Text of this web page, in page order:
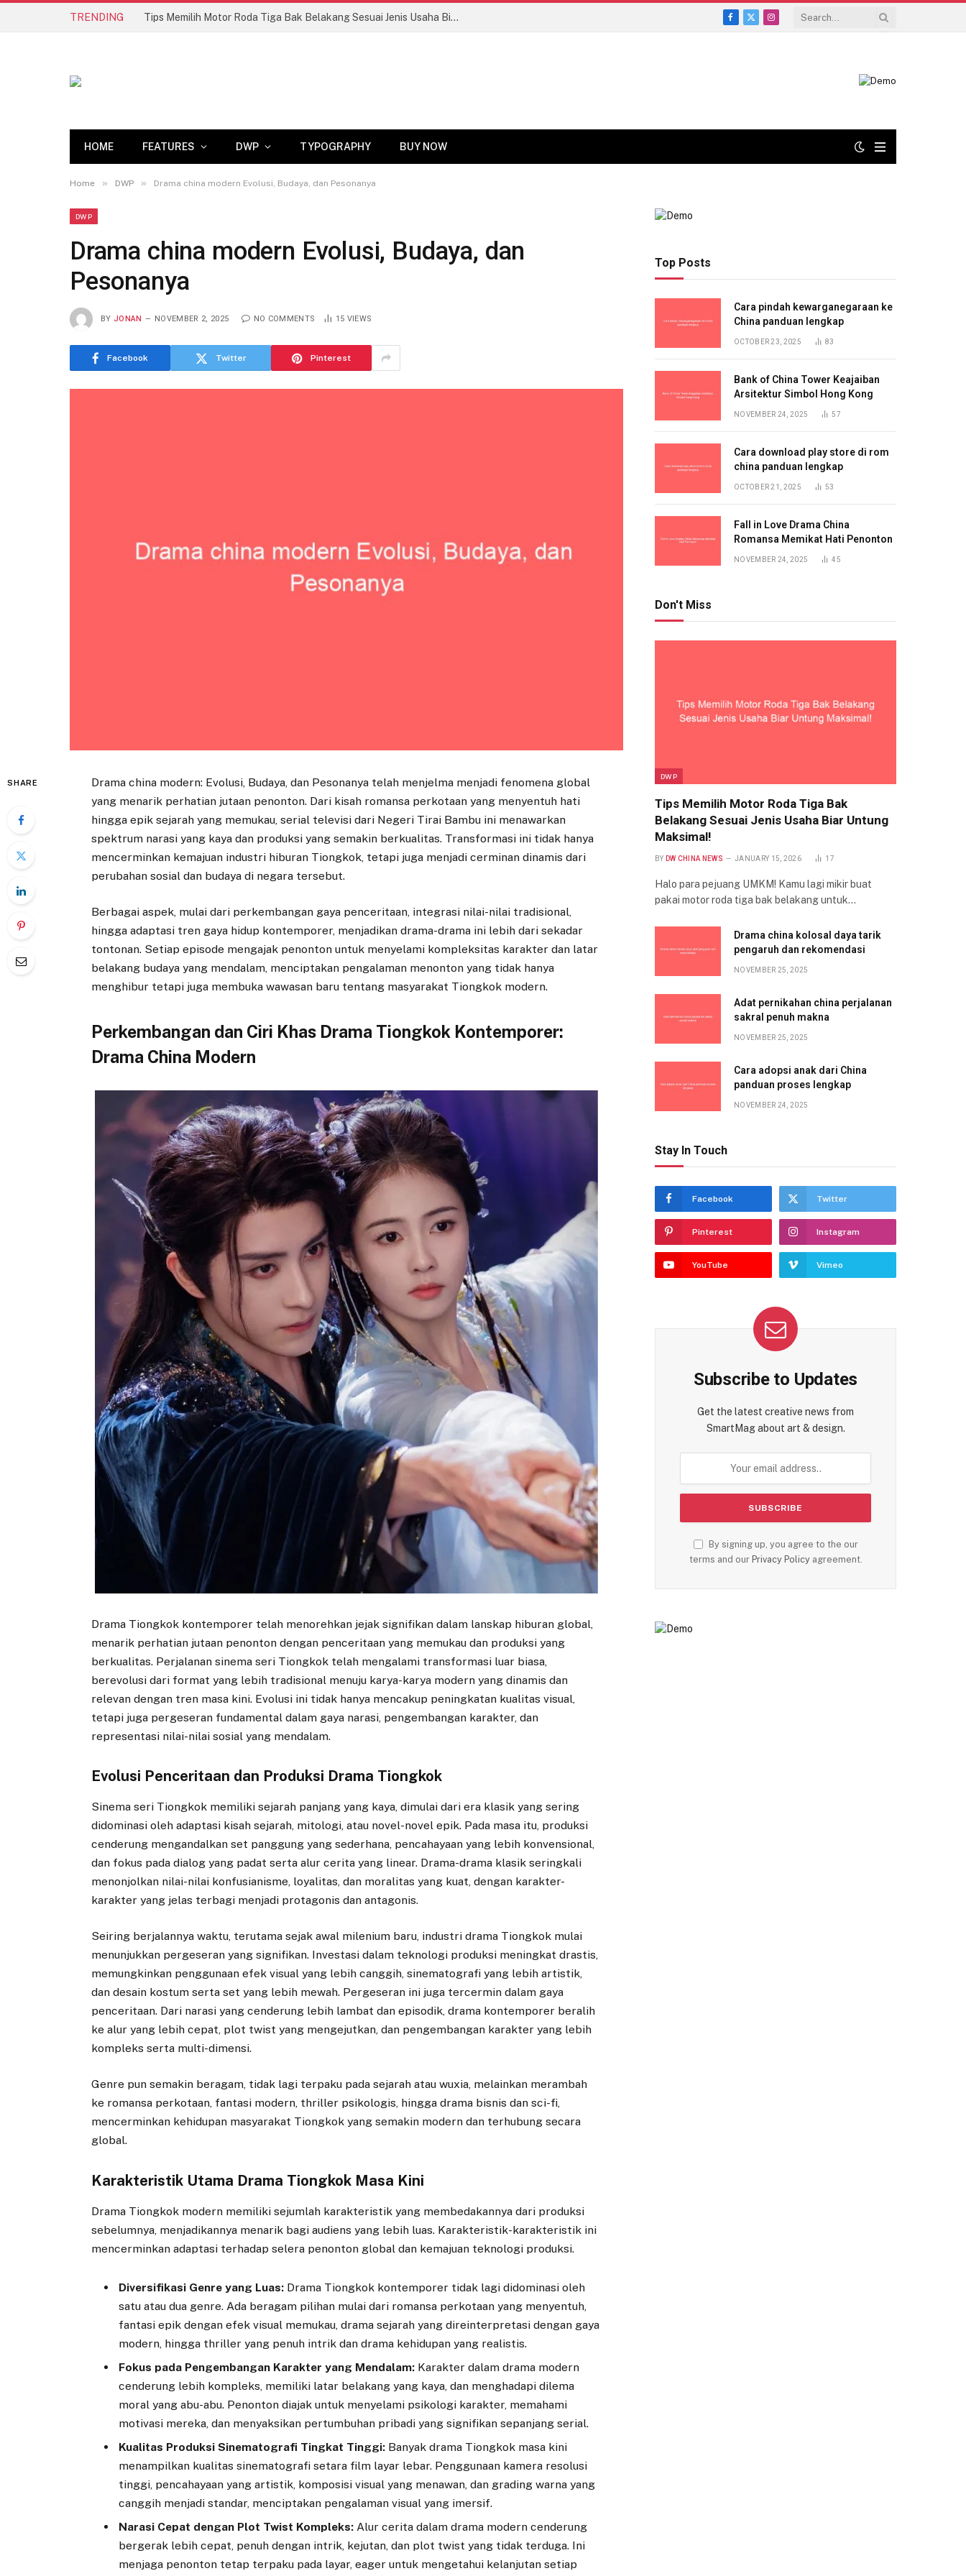
TRENDING Tips Memilih Motor Roda Tiga Bak Belakang Sesuai Jenis Usaha Biar Untung Maksimal!
Facebook
X
Instagram
HOME FEATURES DWP TYPOGRAPHY BUY NOW
Home » DWP » Drama china modern Evolusi, Budaya, dan Pesonanya
DWP
Drama china modern Evolusi, Budaya, dan
Pesonanya
BY JONAN NOVEMBER 2, 2025 NO COMMENTS 15 VIEWS
Facebook Twitter Pinterest
SHARE
Drama china modern: Evolusi, Budaya, dan Pesonanya telah menjelma menjadi fenomena global
yang menarik perhatian jutaan penonton. Dari kisah romansa perkotaan yang menyentuh hati
hingga epik sejarah yang memukau, serial televisi dari Negeri Tirai Bambu ini menawarkan
spektrum narasi yang kaya dan produksi yang semakin berkualitas. Transformasi ini tidak hanya
mencerminkan kemajuan industri hiburan Tiongkok, tetapi juga menjadi cerminan dinamis dari
perubahan sosial dan budaya di negara tersebut.
Berbagai aspek, mulai dari perkembangan gaya penceritaan, integrasi nilai-nilai tradisional,
hingga adaptasi tren gaya hidup kontemporer, menjadikan drama-drama ini lebih dari sekadar
tontonan. Setiap episode mengajak penonton untuk menyelami kompleksitas karakter dan latar
belakang budaya yang mendalam, menciptakan pengalaman menonton yang tidak hanya
menghibur tetapi juga membuka wawasan baru tentang masyarakat Tiongkok modern.
Perkembangan dan Ciri Khas Drama Tiongkok Kontemporer:
Drama China Modern
Drama Tiongkok kontemporer telah menorehkan jejak signifikan dalam lanskap hiburan global,
menarik perhatian jutaan penonton dengan penceritaan yang memukau dan produksi yang
berkualitas. Perjalanan sinema seri Tiongkok telah mengalami transformasi luar biasa,
berevolusi dari format yang lebih tradisional menuju karya-karya modern yang dinamis dan
relevan dengan tren masa kini. Evolusi ini tidak hanya mencakup peningkatan kualitas visual,
tetapi juga pergeseran fundamental dalam gaya narasi, pengembangan karakter, dan
representasi nilai-nilai sosial yang mendalam.
Evolusi Penceritaan dan Produksi Drama Tiongkok
Sinema seri Tiongkok memiliki sejarah panjang yang kaya, dimulai dari era klasik yang sering
didominasi oleh adaptasi kisah sejarah, mitologi, atau novel-novel epik. Pada masa itu, produksi
cenderung mengandalkan set panggung yang sederhana, pencahayaan yang lebih konvensional,
dan fokus pada dialog yang padat serta alur cerita yang linear. Drama-drama klasik seringkali
menonjolkan nilai-nilai konfusianisme, loyalitas, dan moralitas yang kuat, dengan karakter-
karakter yang jelas terbagi menjadi protagonis dan antagonis.
Seiring berjalannya waktu, terutama sejak awal milenium baru, industri drama Tiongkok mulai
menunjukkan pergeseran yang signifikan. Investasi dalam teknologi produksi meningkat drastis,
memungkinkan penggunaan efek visual yang lebih canggih, sinematografi yang lebih artistik,
dan desain kostum serta set yang lebih mewah. Pergeseran ini juga tercermin dalam gaya
penceritaan. Dari narasi yang cenderung lebih lambat dan episodik, drama kontemporer beralih
ke alur yang lebih cepat, plot twist yang mengejutkan, dan pengembangan karakter yang lebih
kompleks serta multi-dimensi.
Genre pun semakin beragam, tidak lagi terpaku pada sejarah atau wuxia, melainkan merambah
ke romansa perkotaan, fantasi modern, thriller psikologis, hingga drama bisnis dan sci-fi,
mencerminkan kehidupan masyarakat Tiongkok yang semakin modern dan terhubung secara
global.
Karakteristik Utama Drama Tiongkok Masa Kini
Drama Tiongkok modern memiliki sejumlah karakteristik yang membedakannya dari produksi
sebelumnya, menjadikannya menarik bagi audiens yang lebih luas. Karakteristik-karakteristik ini
mencerminkan adaptasi terhadap selera penonton global dan kemajuan teknologi produksi.
Diversifikasi Genre yang Luas: Drama Tiongkok kontemporer tidak lagi didominasi oleh
satu atau dua genre. Ada beragam pilihan mulai dari romansa perkotaan yang menyentuh,
fantasi epik dengan efek visual memukau, drama sejarah yang direinterpretasi dengan gaya
modern, hingga thriller yang penuh intrik dan drama kehidupan yang realistis.
Fokus pada Pengembangan Karakter yang Mendalam: Karakter dalam drama modern
cenderung lebih kompleks, memiliki latar belakang yang kaya, dan menghadapi dilema
moral yang abu-abu. Penonton diajak untuk menyelami psikologi karakter, memahami
motivasi mereka, dan menyaksikan pertumbuhan pribadi yang signifikan sepanjang serial.
Kualitas Produksi Sinematografi Tingkat Tinggi: Banyak drama Tiongkok masa kini
menampilkan kualitas sinematografi setara film layar lebar. Penggunaan kamera resolusi
tinggi, pencahayaan yang artistik, komposisi visual yang menawan, dan grading warna yang
canggih menjadi standar, menciptakan pengalaman visual yang imersif.
Narasi Cepat dengan Plot Twist Kompleks: Alur cerita dalam drama modern cenderung
bergerak lebih cepat, penuh dengan intrik, kejutan, dan plot twist yang tidak terduga. Ini
menjaga penonton tetap terpaku pada layar, eager untuk mengetahui kelanjutan setiap
Top Posts
Cara pindah kewarganegaraan ke
China panduan lengkap
OCTOBER 23, 2025 83
Bank of China Tower Keajaiban
Arsitektur Simbol Hong Kong
NOVEMBER 24, 2025 57
Cara download play store di rom
china panduan lengkap
OCTOBER 21, 2025 53
Fall in Love Drama China
Romansa Memikat Hati Penonton
NOVEMBER 24, 2025 45
Don't Miss
DWP
Tips Memilih Motor Roda Tiga Bak
Belakang Sesuai Jenis Usaha Biar Untung
Maksimal!
BY DW CHINA NEWS JANUARY 15, 2026 17
Halo para pejuang UMKM! Kamu lagi mikir buat
pakai motor roda tiga bak belakang untuk…
Drama china kolosal daya tarik
pengaruh dan rekomendasi
NOVEMBER 25, 2025
Adat pernikahan china perjalanan
sakral penuh makna
NOVEMBER 25, 2025
Cara adopsi anak dari China
panduan proses lengkap
NOVEMBER 24, 2025
Stay In Touch
Facebook Twitter
Pinterest Instagram
YouTube Vimeo
Subscribe to Updates
Get the latest creative news from
SmartMag about art & design.
By signing up, you agree to the our
terms and our Privacy Policyagreement.